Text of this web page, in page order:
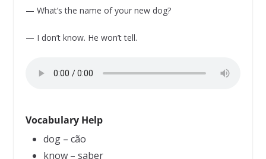
— What’s the name of your new dog?
— I don’t know. He won’t tell.
Vocabulary Help
dog – cão
know – saber